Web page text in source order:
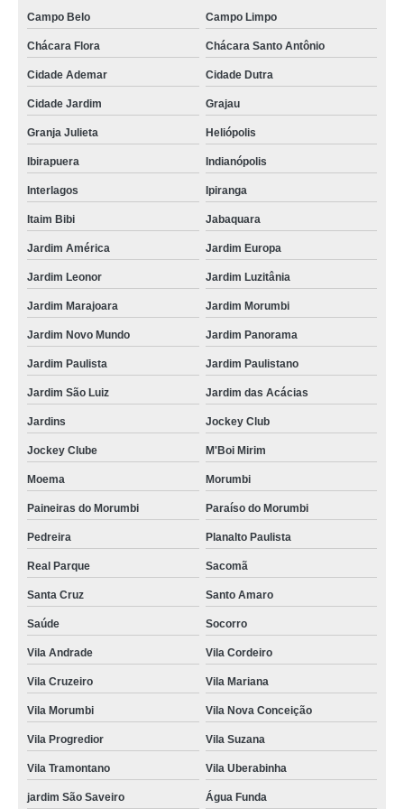
descarte material eletrônico Pirapora do Bom Jesus
onde faz descarte lixo eletrônico Uberaba
descarte equipamentos eletrônicos Santo Antônio Paulista
onde faz descarte resíduo eletrônico Biritiba Mirim
preço de descarte resíduo eletrônico São Paulo
preço de descarte eletroeletrônicos Vila Andrade
preço de descarte equipamentos eletrônicos Pirapora do Bom Jesus
descarte resíduo eletrônico Rio de Janeiro
preço de descarte componentes eletrônicos Tremembé
preço de descarte lixo eletrônico Jockey Clube
descarte correto de aparelhos eletrônicos Valinhos
onde faz descarte aparelhos eletrônicos Jardim Novo Mundo
onde faz descarte material eletrônico Vila Andrade
preço de descarte material eletrônico Fazenda Morumbi
descarte aparelhos eletrônicos Curitiba
descarte de objetos eletrônicos itatiaia
onde faz descarte eletrônico correto Araçatuba
descarte lixo eletrônico valor Ibiúna
preço de descarte eletroeletrônicos Atibaia
descarte lixo eletrônico Mendonça
descarte aparelhos eletrônicos valor Jundiaí
onde faz descarte resíduo eletrônico Rio Claro
Campo Belo Campo Limpo
Chácara Flora Chácara Santo Antônio
Cidade Ademar Cidade Dutra
Cidade Jardim Grajau
Granja Julieta Heliópolis
Ibirapuera Indianópolis
Interlagos Ipiranga
Itaim Bibi Jabaquara
Jardim América Jardim Europa
Jardim Leonor Jardim Luzitânia
Jardim Marajoara Jardim Morumbi
Jardim Novo Mundo Jardim Panorama
Jardim Paulista Jardim Paulistano
Jardim São Luiz Jardim das Acácias
Jardins Jockey Club
Jockey Clube M'Boi Mirim
Moema Morumbi
Paineiras do Morumbi Paraíso do Morumbi
Pedreira Planalto Paulista
Real Parque Sacomã
Santa Cruz Santo Amaro
Saúde Socorro
Vila Andrade Vila Cordeiro
Vila Cruzeiro Vila Mariana
Vila Morumbi Vila Nova Conceição
Vila Progredior Vila Suzana
Vila Tramontano Vila Uberabinha
jardim São Saveiro
Água Funda